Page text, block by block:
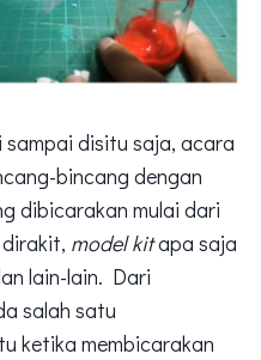
disitu saja, acara
bincang dengan
dibicarakan mulai dari
model kitapa saja
lain-lain. Dari
salah satu
ketika membicarakan